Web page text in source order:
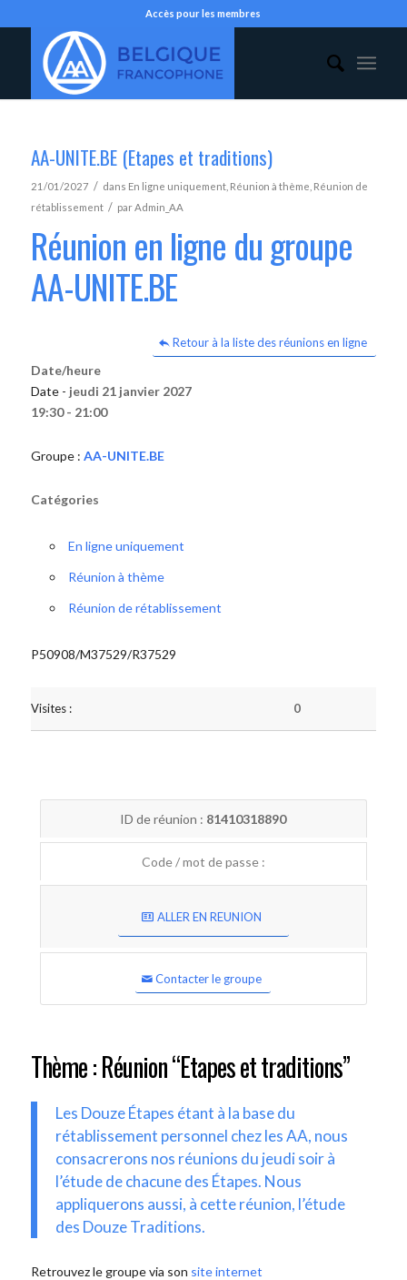
Accès pour les membres
AA-UNITE.BE (Etapes et traditions)
21/01/2027 / dans En ligne uniquement, Réunion à thème Réunion de
rétablissement / parAdmin_AA
Réunion en ligne du groupe
AA-UNITE.BE
Retour à la liste des réunions en ligne
Date/heure
Date - jeudi 21 janvier 2027
19:30 - 21:00
Groupe : AA-UNITE.BE
Catégories
En ligne uniquement
Réunion à thème
Réunion de rétablissement
P50908/M37529/R37529
Visites : 0
ID de réunion : 81410318890
Code / mot de passe :
ALLER EN REUNION
Contacter le groupe
Thème : Réunion “Etapes et traditions”
Les Douze Étapes étant à la base du
rétablissement personnel chez les AA, nous
consacrerons nos réunions du jeudi soir à
l’étude de chacune des Étapes. Nous
appliquerons aussi, à cette réunion, l’étude
des Douze Traditions.
Retrouvez le groupe via son site internet